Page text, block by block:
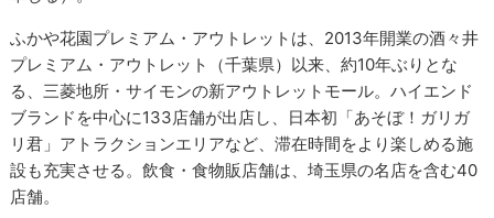
ふかや花園プレミアム・アウトレットは、2013年開業の酒々井
プレミアム・アウトレット（千葉県）以来、約10年ぶりとな
る、三菱地所・サイモンの新アウトレットモール。ハイエンド
ブランドを中心に133店舗が出店し、日本初「あそぼ！ガリガ
リ君」アトラクションエリアなど、滞在時間をより楽しめる施
設も充実させる。飲食・食物販店舗は、埼玉県の名店を含む40
店舗。